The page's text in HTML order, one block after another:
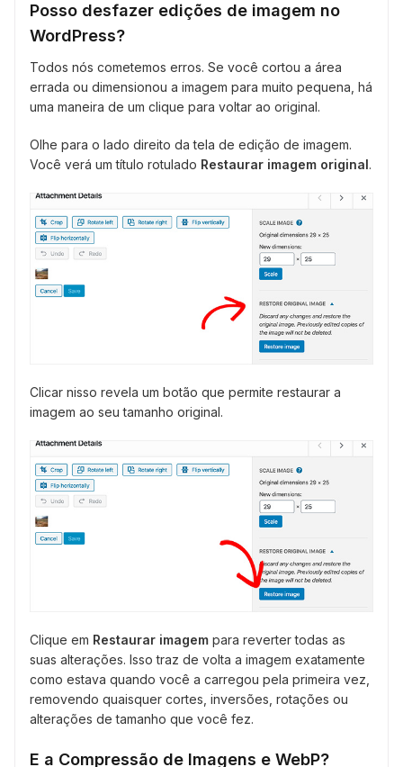
Posso desfazer edições de imagem no
WordPress?
Todos nós cometemos erros. Se você cortou a área
errada ou dimensionou a imagem para muito pequena, há
uma maneira de um clique para voltar ao original.
Olhe para o lado direito da tela de edição de imagem.
Você verá um título rotulado Restaurar imagem original.
Clicar nisso revela um botão que permite restaurar a
imagem ao seu tamanho original.
Clique em Restaurar imagem para reverter todas as
suas alterações. Isso traz de volta a imagem exatamente
como estava quando você a carregou pela primeira vez,
removendo quaisquer cortes, inversões, rotações ou
alterações de tamanho que você fez.
E a Compressão de Imagens e WebP?